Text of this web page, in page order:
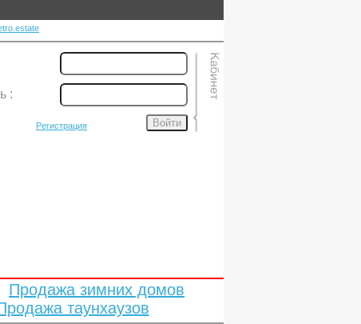
:
Регистрация Войти
Продажа зимних домов
таунхаузов